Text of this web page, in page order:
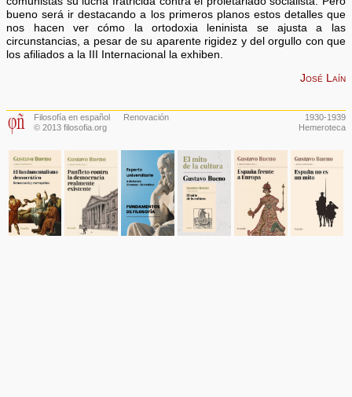
bueno será ir destacando a los primeros planos estos detalles que
nos hacen ver cómo la ortodoxia leninista se ajusta a las
circunstancias, a pesar de su aparente rigidez y del orgullo con que
los afiliados a la III Internacional la exhiben.
José Laín
Filosofía en español
© 2013 filosofia.org
Renovación
1930-1939
Hemeroteca